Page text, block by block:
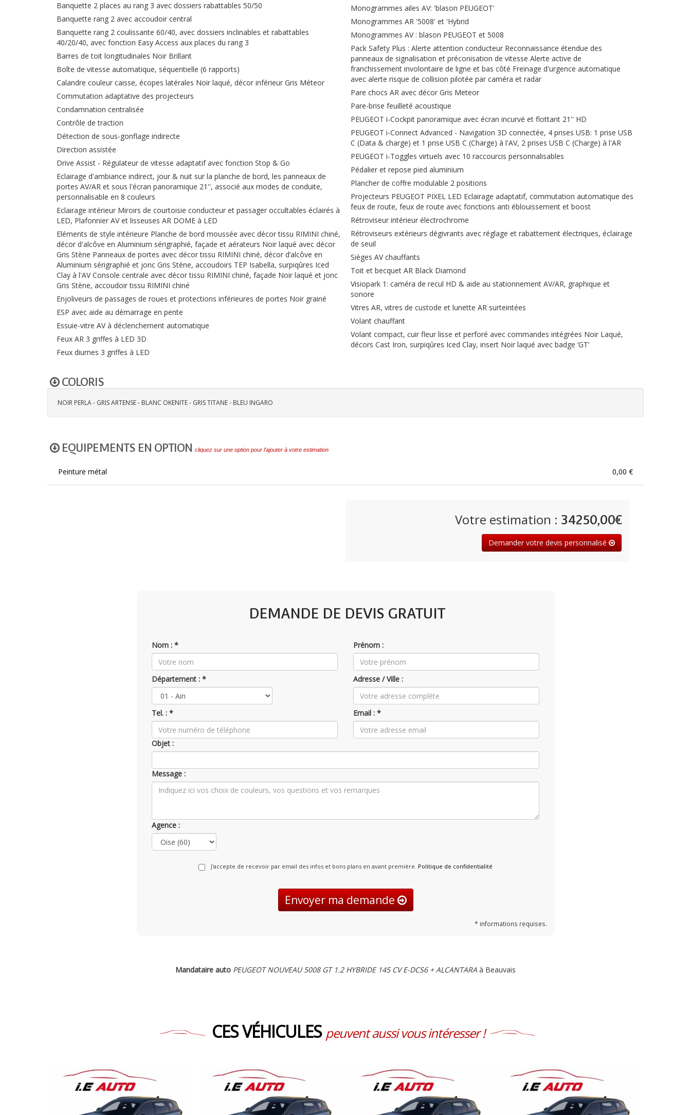
Banquette 2 places au rang 3 avec dossiers rabattables 50/50
Banquette rang 2 avec accoudoir central
Banquette rang 2 coulissante 60/40, avec dossiers inclinables et rabattables
40/20/40, avec fonction Easy Access aux places du rang 3
Barres de toit longitudinales Noir Brillant
Boîte de vitesse automatique, séquentielle (6 rapports)
Calandre couleur caisse, écopes latérales Noir laqué, décor inférieur Gris Méteor
Commutation adaptative des projecteurs
Condamnation centralisée
Contrôle de traction
Détection de sous-gonflage indirecte
Direction assistée
Drive Assist - Régulateur de vitesse adaptatif avec fonction Stop & Go
Eclairage d'ambiance indirect, jour & nuit sur la planche de bord, les panneaux de
portes AV/AR et sous l'écran panoramique 21'', associé aux modes de conduite,
personnalisable en 8 couleurs
Eclairage intérieur Miroirs de courtoisie conducteur et passager occultables éclairés à
LED, Plafonnier AV et lisseuses AR DOME à LED
Eléments de style intérieure Planche de bord moussée avec décor tissu RIMINI chiné,
décor d'alcôve en Aluminium sérigraphié, façade et aérateurs Noir laqué avec décor
Gris Stène Panneaux de portes avec décor tissu RIMINI chiné, décor d’alcôve en
Aluminium sérigraphié et jonc Gris Stène, accoudoirs TEP Isabella, surpiqûres Iced
Clay à l'AV Console centrale avec décor tissu RIMINI chiné, façade Noir laqué et jonc
Gris Stène, accoudoir tissu RIMINI chiné
Enjoliveurs de passages de roues et protections inférieures de portes Noir grainé
ESP avec aide au démarrage en pente
Essuie-vitre AV à déclenchement automatique
Feux AR 3 griffes à LED 3D
Feux diurnes 3 griffes à LED
Monogrammes ailes AV: 'blason PEUGEOT'
Monogrammes AR '5008' et 'Hybrid
Monogrammes AV : blason PEUGEOT et 5008
Pack Safety Plus : Alerte attention conducteur Reconnaissance étendue des
panneaux de signalisation et préconisation de vitesse Alerte active de
franchissement involontaire de ligne et bas côté Freinage d'urgence automatique
avec alerte risque de collision pilotée par caméra et radar
Pare chocs AR avec décor Gris Meteor
Pare-brise feuilleté acoustique
PEUGEOT i-Cockpit panoramique avec écran incurvé et flottant 21'' HD
PEUGEOT i-Connect Advanced - Navigation 3D connectée, 4 prises USB: 1 prise USB
C (Data & charge) et 1 prise USB C (Charge) à l'AV, 2 prises USB C (Charge) à l'AR
PEUGEOT i-Toggles virtuels avec 10 raccourcis personnalisables
Pédalier et repose pied aluminium
Plancher de coffre modulable 2 positions
Projecteurs PEUGEOT PIXEL LED Eclairage adaptatif, commutation automatique des
feux de route, feux de route avec fonctions anti éblouissement et boost
Rétroviseur intérieur électrochrome
Rétroviseurs extérieurs dégivrants avec réglage et rabattement électriques, éclairage
de seuil
Sièges AV chauffants
Toit et becquet AR Black Diamond
Visiopark 1: caméra de recul HD & aide au stationnement AV/AR, graphique et
sonore
Vitres AR, vitres de custode et lunette AR surteintées
Volant chauffant
Volant compact, cuir fleur lisse et perforé avec commandes intégrées Noir Laqué,
décors Cast Iron, surpiqûres Iced Clay, insert Noir laqué avec badge ‘GT’
COLORIS
NOIR PERLA - GRIS ARTENSE - BLANC OKENITE - GRIS TITANE - BLEU INGARO
EQUIPEMENTS EN OPTION cliquez sur une option pour l'ajouter à votre estimation
Peinture métal 0,00 €
Votre estimation : 34250,00€
Demander votre devis personnalisé
DEMANDE DE DEVIS GRATUIT
Nom : * Prénom :
Département : * Adresse / Ville :
Tel. : * Email : *
Objet :
Message :
Agence :
J'accepte de recevoir par email des infos et bons plans en avant première. Politique de confidentialité
Envoyer ma demande
* informations requises.
Mandataire auto PEUGEOT NOUVEAU 5008 GT 1.2 HYBRIDE 145 CV E-DCS6 + ALCANTARA à Beauvais
CES VÉHICULES peuvent aussi vous intéresser !